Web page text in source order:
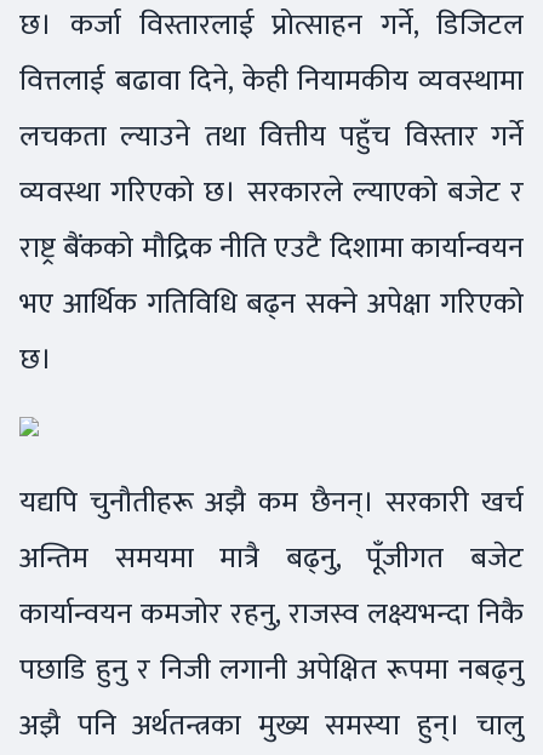
छ। कर्जा विस्तारलाई प्रोत्साहन गर्ने, डिजिटल
वित्तलाई बढावा दिने, केही नियामकीय व्यवस्थामा
लचकता ल्याउने तथा वित्तीय पहुँच विस्तार गर्ने
व्यवस्था गरिएको छ। सरकारले ल्याएको बजेट र
राष्ट्र बैंकको मौद्रिक नीति एउटै दिशामा कार्यान्वयन
भए आर्थिक गतिविधि बढ्न सक्ने अपेक्षा गरिएको
छ।
यद्यपि चुनौतीहरू अझै कम छैनन्। सरकारी खर्च
अन्तिम समयमा मात्रै बढ्नु, पूँजीगत बजेट
कार्यान्वयन कमजोर रहनु, राजस्व लक्ष्यभन्दा निकै
पछाडि हुनु र निजी लगानी अपेक्षित रूपमा नबढ्नु
अझै पनि अर्थतन्त्रका मुख्य समस्या हुन्। चालु